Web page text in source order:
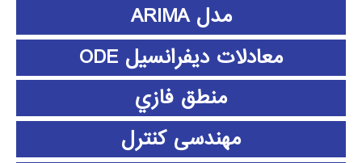
مدل ARIMA
معادلات دیفرانسیل ODE
منطق فازي
مهندسی کنترل